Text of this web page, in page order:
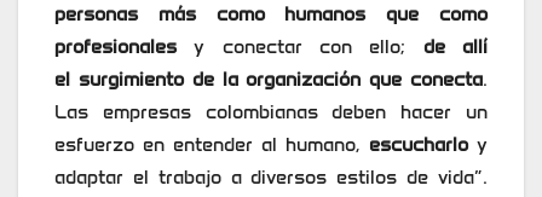
personas más como humanos que como
profesionales y conectar con ello; de allí
el surgimiento de la organización que conecta.
Las empresas colombianas deben hacer un
esfuerzo en entender al humano, escucharloy
adaptar el trabajo a diversos estilos de vida”.